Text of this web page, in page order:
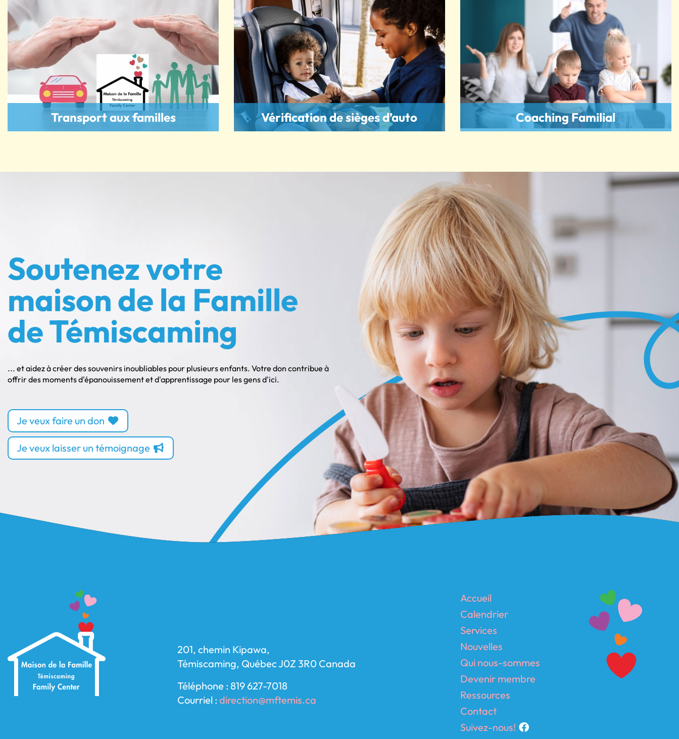
Transport aux familles Vérification de sièges d’auto Coaching Familial
Soutenez votre
maison de la Famille
de Témiscaming
... et aidez à créer des souvenirs inoubliables pour plusieurs enfants. Votre don contribue à
offrir des moments d'épanouissement et d'apprentissage pour les gens d'ici.
Je veux faire un don
Je veux laisser un témoignage
201, chemin Kipawa,
Témiscaming, Québec J0Z 3R0 Canada
Téléphone : 819 627-7018
Courriel : direction@mftemis.ca
Accueil
Calendrier
Services
Nouvelles
Qui nous-sommes
Devenir membre
Ressources
Contact
Suivez-nous!